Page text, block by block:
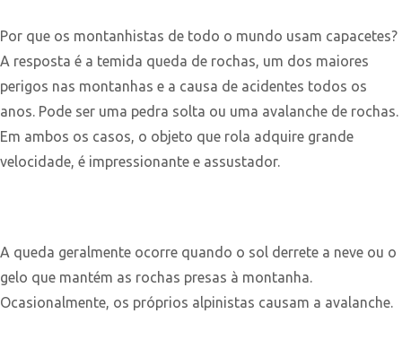
Por que os montanhistas de todo o mundo usam capacetes?
A resposta é a temida queda de rochas, um dos maiores
perigos nas montanhas e a causa de acidentes todos os
anos. Pode ser uma pedra solta ou uma avalanche de rochas.
Em ambos os casos, o objeto que rola adquire grande
velocidade, é impressionante e assustador.
A queda geralmente ocorre quando o sol derrete a neve ou o
gelo que mantém as rochas presas à montanha.
Ocasionalmente, os próprios alpinistas causam a avalanche.